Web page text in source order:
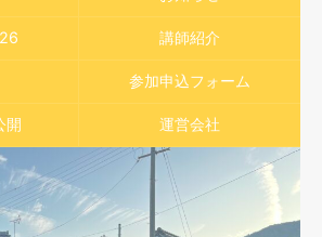
講師紹介
参加申込フォーム
開 運営会社